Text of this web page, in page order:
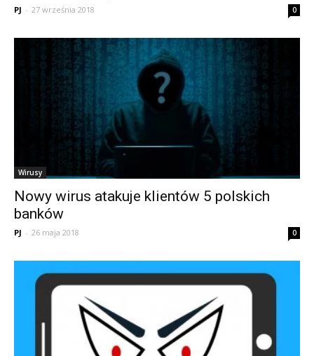
PJ - 27 września 2018 0
Wirusy
Nowy wirus atakuje klientów 5 polskich
banków
PJ - 26 maja 2018 0